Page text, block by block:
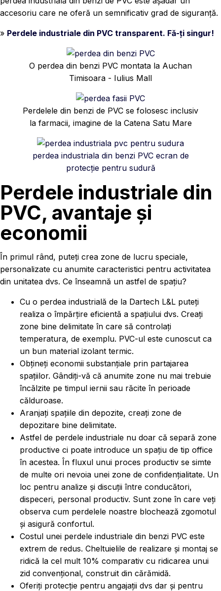
accesoriu care ne oferă un semnificativ grad de siguranță.
» Perdele industriale din PVC transparent. Fă-ți singur!
O perdea din benzi PVC montata la Auchan
Timisoara - Iulius Mall
Perdelele din benzi de PVC se folosesc inclusiv
la farmacii, imagine de la Catena Satu Mare
perdea industriala din benzi PVC ecran de
protecție pentru sudură
Perdele industriale din
PVC, avantaje și
economii
În primul rând, puteți crea zone de lucru speciale,
personalizate cu anumite caracteristici pentru activitatea
din unitatea dvs. Ce înseamnă un astfel de spațiu?
Cu o perdea industrială de la Dartech L&L puteți
realiza o împărțire eficientă a spațiului dvs. Creați
zone bine delimitate în care să controlați
temperatura, de exemplu. PVC-ul este cunoscut ca
un bun material izolant termic.
Obțineți economii substanțiale prin partajarea
spațiilor. Gândiți-vă că anumite zone nu mai trebuie
încălzite pe timpul iernii sau răcite în perioade
călduroase.
Aranjați spațiile din depozite, creați zone de
depozitare bine delimitate.
Astfel de perdele industriale nu doar că separă zone
productive ci poate introduce un spațiu de tip office
în acestea. În fluxul unui proces productiv se simte
de multe ori nevoia unei zone de confidențialitate. Un
loc pentru analize și discuții între conducători,
dispeceri, personal productiv. Sunt zone în care veți
observa cum perdelele noastre blochează zgomotul
și asigură confortul.
Costul unei perdele industriale din benzi PVC este
extrem de redus. Cheltuielile de realizare și montaj se
ridică la cel mult 10% comparativ cu ridicarea unui
zid convențional, construit din cărămidă.
Oferiți protecție pentru angajații dvs dar și pentru